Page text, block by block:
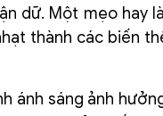
dữ. Một mẹo
thành các biến
ánh sáng ảnh